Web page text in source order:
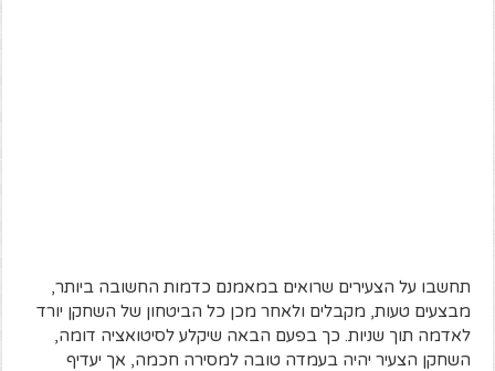
תחשבו על הצעירים שרואים במאמנם כדמות החשובה ביותר,
מבצעים טעות, מקבלים ולאחר מכן כל הביטחון של השחקן יורד
לאדמה תוך שניות. כך בפעם הבאה שיקלע לסיטואציה דומה,
השחקן הצעיר יהיה בעמדה טובה למסירה חכמה, אך יעדיף